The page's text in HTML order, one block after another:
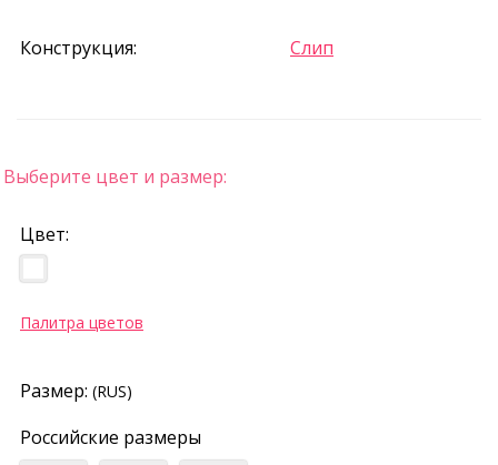
Конструкция: Слип
Выберите цвет и размер:
Цвет:
Палитра цветов
Размер: (RUS)
Российские размеры